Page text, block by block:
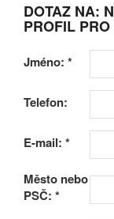
DOTAZ NA:
PROFIL
Jméno: *
Telefon:
E-mail: *
Město nebo
PSČ: *